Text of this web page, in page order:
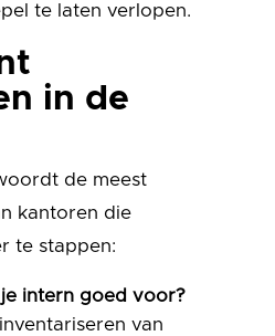
te laten verlopen.
in de
de meest
kantoren die
te stappen:
intern goed voor?
van